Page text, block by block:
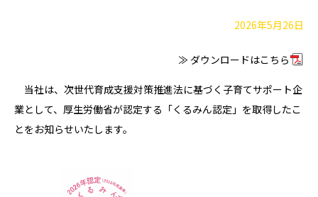
2026年5月26日
≫ ダウンロードはこちら
当社は、次世代育成支援対策推進法に基づく子育てサポート企
業として、厚生労働省が認定する「くるみん認定」を取得したこ
とをお知らせいたします。